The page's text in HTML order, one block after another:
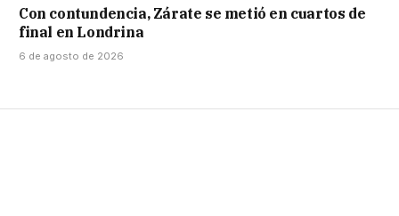
Con contundencia, Zárate se metió en cuartos de
final en Londrina
6 de agosto de 2026